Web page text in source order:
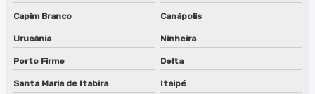
Capim Branco Canápolis
Urucânia Ninheira
Porto Firme Delta
Santa Maria de Itabira Itaipé